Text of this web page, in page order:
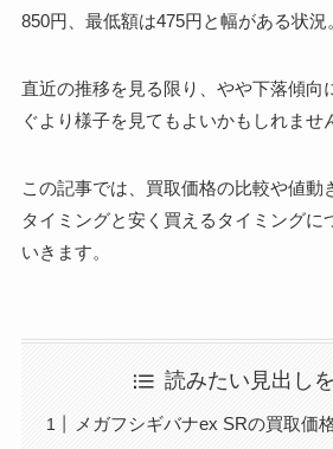
850円、最低額は475円と幅がある状況
直近の推移を見る限り、やや下落傾向
ぐより様子を見てもよいかもしれませ
この記事では、買取価格の比較や値動
タイミングと安く買えるタイミングに
いきます。
読みたい見出し
メガフシギバナex SRの買取価